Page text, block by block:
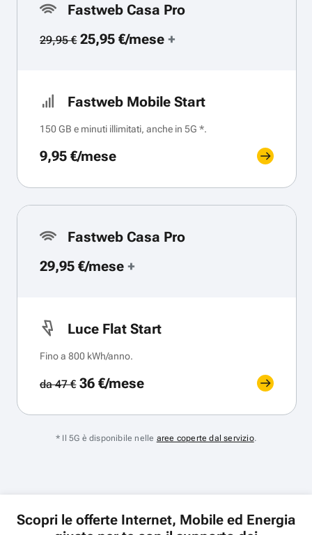
Fastweb Casa Pro
29,95 €25,95 €/mese+
Fastweb Mobile Start
150 GB e minuti illimitati, anche in 5G *.
9,95 €/mese
Fastweb Casa Pro
29,95 €/mese +
Luce Flat Start
Fino a 800 kWh/anno.
da 47 €36 €/mese
* Il 5G è disponibile nelle aree coperte dal servizio.
Scopri le offerte Internet, Mobile ed Energia